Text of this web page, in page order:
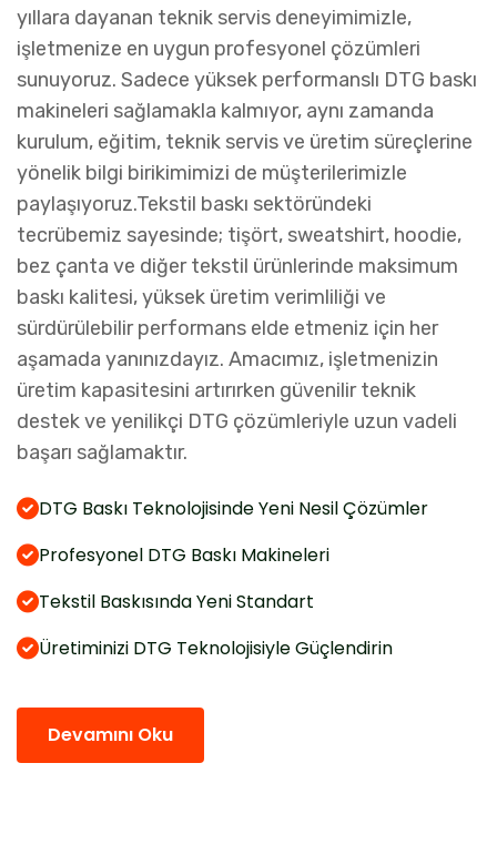
yıllara dayanan teknik servis deneyimimizle,
işletmenize en uygun profesyonel çözümleri
sunuyoruz. Sadece yüksek performanslı DTG baskı
makineleri sağlamakla kalmıyor, aynı zamanda
kurulum, eğitim, teknik servis ve üretim süreçlerine
yönelik bilgi birikimimizi de müşterilerimizle
paylaşıyoruz.Tekstil baskı sektöründeki
tecrübemiz sayesinde; tişört, sweatshirt, hoodie,
bez çanta ve diğer tekstil ürünlerinde maksimum
baskı kalitesi, yüksek üretim verimliliği ve
sürdürülebilir performans elde etmeniz için her
aşamada yanınızdayız. Amacımız, işletmenizin
üretim kapasitesini artırırken güvenilir teknik
destek ve yenilikçi DTG çözümleriyle uzun vadeli
başarı sağlamaktır.
DTG Baskı Teknolojisinde Yeni Nesil Çözümler
Profesyonel DTG Baskı Makineleri
Tekstil Baskısında Yeni Standart
Üretiminizi DTG Teknolojisiyle Güçlendirin
Devamını Oku